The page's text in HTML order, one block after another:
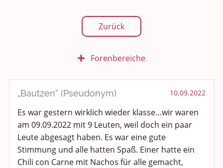
Zurück
Forenbereiche
Rundum Leben
Smalltalk
Persönliches
„Bautzen“ (Pseudonym) 10.09.2022
Es war gestern wirklich wieder klasse…wir waren
am 09.09.2022 mit 9 Leuten, weil doch ein paar
Leute abgesagt haben. Es war eine gute
Stimmung und alle hatten Spaß. Einer hatte ein
Chili con Carne mit Nachos für alle gemacht,